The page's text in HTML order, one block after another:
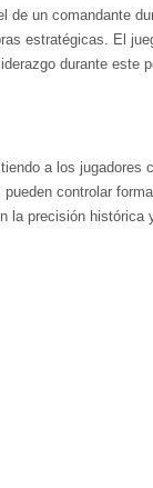
un comandante
estratégicas. El
durante este
a los jugadores
controlar
precisión histórica